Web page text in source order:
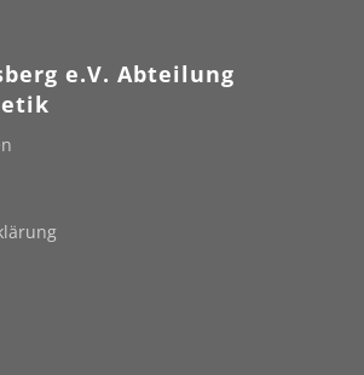
e.V. Abteilung